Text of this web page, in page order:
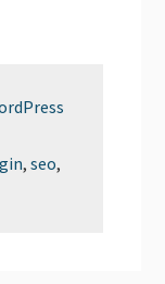
,seo,